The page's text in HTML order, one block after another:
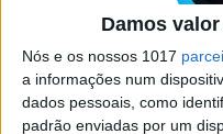
Damos
Nós e os nossos 1017
a informações num
dados pessoais, como
padrão enviadas por um